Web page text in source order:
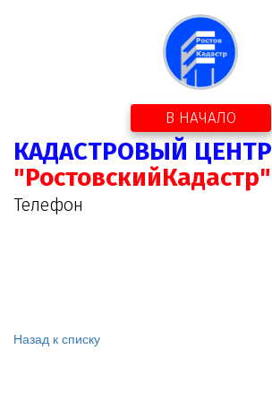
В НАЧАЛО
КАДАСТРОВЫЙ ЦЕНТР
"РостовскийКадастр"
Телефон
Назад к списку